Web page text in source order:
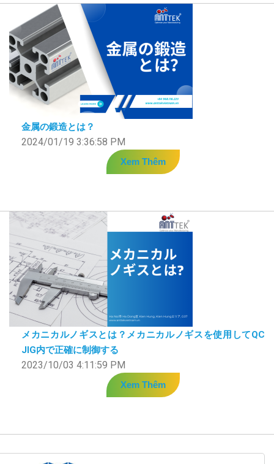
金属の鍛造とは？
2024/01/19 3:36:58 PM
Xem Thêm
メカニカルノギスとは？メカニカルノギスを使用してQC
JIG内で正確に制御する
2023/10/03 4:11:59 PM
Xem Thêm